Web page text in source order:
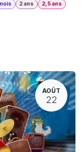
2 ans
2,5 ans
AOÛT
22